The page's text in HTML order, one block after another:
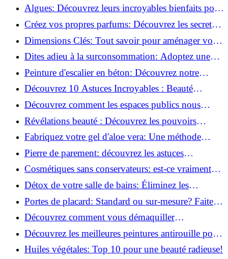
revitaliser les peaux fatiguées!
Algues: Découvrez leurs incroyables bienfaits pour
la santé et la beauté!
Créez vos propres parfums: Découvrez les secrets
de la fabrication artisanale!
Dimensions Clés: Tout savoir pour aménager votre
salle de bains!
Dites adieu à la surconsommation: Adoptez une
vie plus simple!
Peinture d'escalier en béton: Découvrez notre
tutoriel facile et rapide!
Découvrez 10 Astuces Incroyables : Beauté
Naturelle avec le Concombre !
Découvrez comment les espaces publics nous
incitent à être plus actifs : Révélations surprenantes!
Révélations beauté : Découvrez les pouvoirs
insoupçonnés du concombre!
Fabriquez votre gel d'aloe vera: Une méthode
simple et rapide à la maison!
Pierre de parement: découvrez les astuces
infaillibles pour un nettoyage parfait!
Cosmétiques sans conservateurs: est-ce vraiment
possible?
Détox de votre salle de bains: Éliminez les
ingrédients nocifs dès maintenant!
Portes de placard: Standard ou sur-mesure? Faites
le meilleur choix!
Découvrez comment vous démaquiller
naturellement: Astuces et secrets révélés!
Découvrez les meilleures peintures antirouille pour
le fer: Top 12 analysé!
Huiles végétales: Top 10 pour une beauté radieuse!